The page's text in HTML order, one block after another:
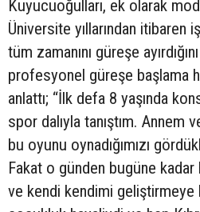
Kuyucuoğulları, ek olarak
Üniversite yıllarından itibaren
tüm zamanını güreşe
profesyonel güreşe başlama
anlattı; “İlk defa 8 yaşında
spor dalıyla tanıştım. Annem
bu oyunu oynadığımızı
Fakat o günden bugüne kadar
ve kendi kendimi geliştirmeye